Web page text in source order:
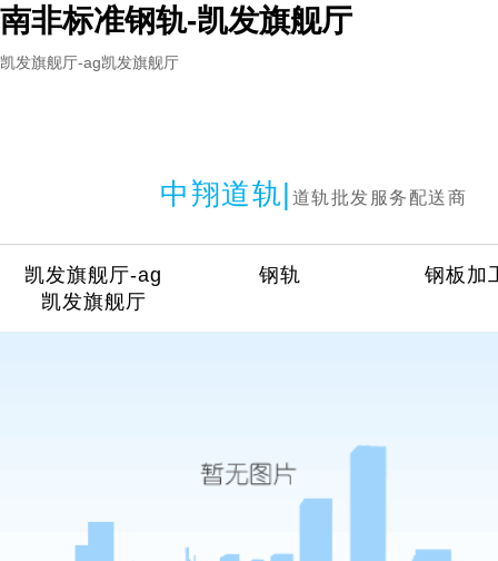
南非标准钢轨-凯发旗舰厅
凯发旗舰厅-ag凯发旗舰厅
中翔道轨| 道轨批发服务配送商
凯发旗舰厅-ag
凯发旗舰厅
钢轨 钢板加